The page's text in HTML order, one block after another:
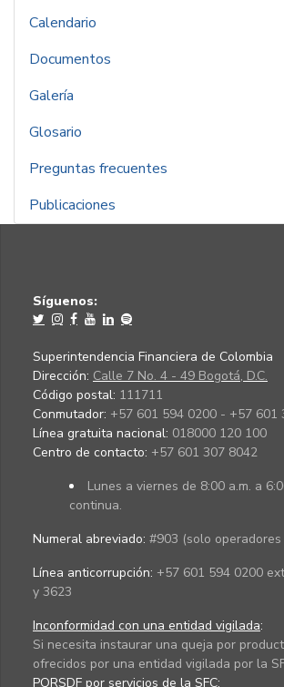
Calendario
Documentos
Galería
Glosario
Preguntas frecuentes
Publicaciones
Síguenos:
Superintendencia Financiera de Colombia
Dirección: Calle 7 No. 4 - 49 Bogotá, D.C.
Código postal: 111711
Conmutador: +57 601 594 0200 - +57 601
Línea gratuita nacional: 018000 120 100
Centro de contacto: +57 601 307 8042
Lunes a viernes de 8:00 a.m. a
continua.
Numeral abreviado: #903 (solo
Línea anticorrupción: +57 601 594 0200
y 3623
Inconformidad con una entidad vigilada:
Si necesita instaurar una queja por
ofrecidos por una entidad vigilada por la
PQRSDF por servicios de la SFC: